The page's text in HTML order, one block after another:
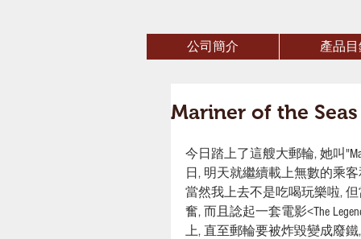
公司簡介 產品目
Mariner of the Seas
今日踏上了這艘大郵輪, 她叫
日, 明天就繼續載上無數的乘
當然我上去不是吃喝玩樂啦,
奮, 而且諗起一套電影<The
上, 直至郵輪要被炸毀變成廢